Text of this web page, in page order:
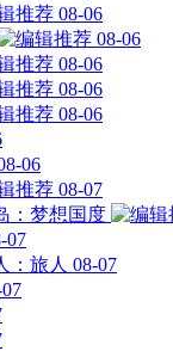
08-06
08-06
08-06
08-06
08-06
06
08-07
：梦想国度
07
：旅人 08-07